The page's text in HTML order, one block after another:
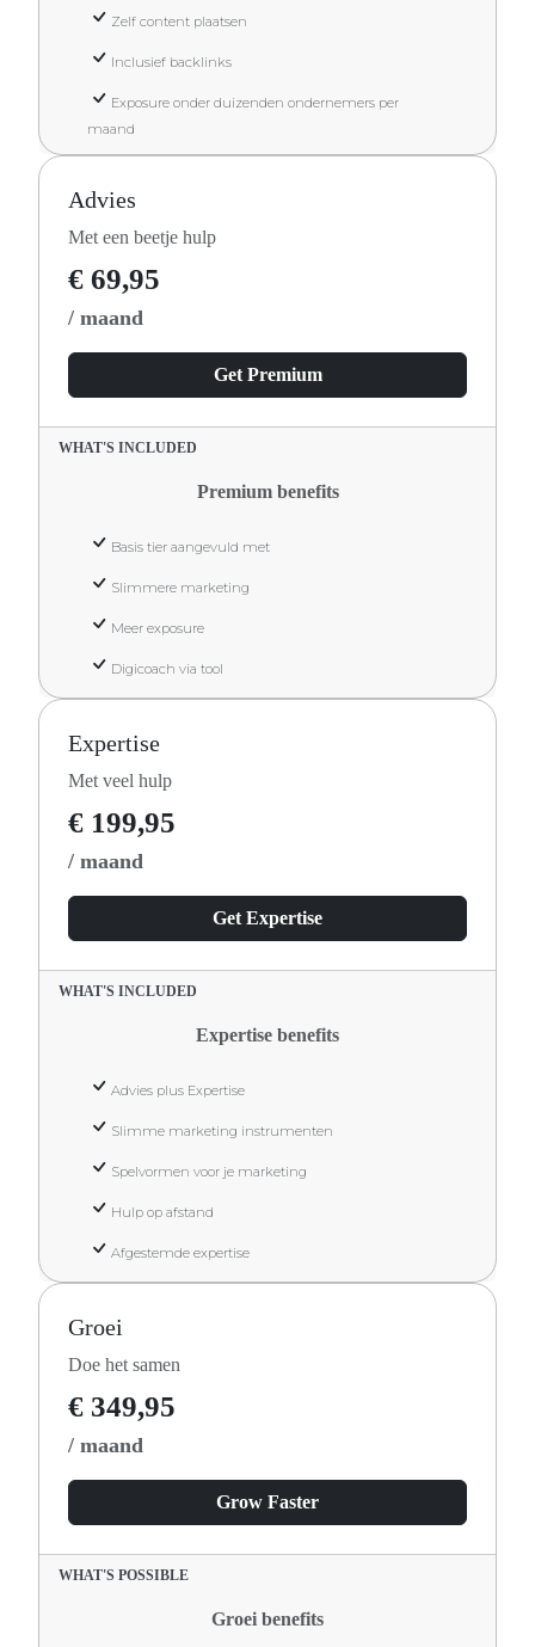
Zelf content plaatsen
Inclusief backlinks
Exposure onder duizenden ondernemers per
maand
Advies
Met een beetje hulp
€ 69,95
/ maand
Get Premium
WHAT'S INCLUDED
Premium benefits
Basis tier aangevuld met
Slimmere marketing
Meer exposure
Digicoach via tool
Expertise
Met veel hulp
€ 199,95
/ maand
Get Expertise
WHAT'S INCLUDED
Expertise benefits
Advies plus Expertise
Slimme marketing instrumenten
Spelvormen voor je marketing
Hulp op afstand
Afgestemde expertise
Groei
Doe het samen
€ 349,95
/ maand
Grow Faster
WHAT'S POSSIBLE
Groei benefits